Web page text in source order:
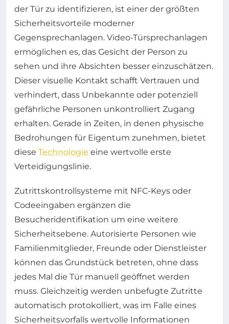
der Tür zu identifizieren, ist einer der größten
Sicherheitsvorteile moderner
Gegensprechanlagen. Video-Türsprechanlagen
ermöglichen es, das Gesicht der Person zu
sehen und ihre Absichten besser einzuschätzen.
Dieser visuelle Kontakt schafft Vertrauen und
verhindert, dass Unbekannte oder potenziell
gefährliche Personen unkontrolliert Zugang
erhalten. Gerade in Zeiten, in denen physische
Bedrohungen für Eigentum zunehmen, bietet
diese Technologie eine wertvolle erste
Verteidigungslinie.
Zutrittskontrollsysteme mit NFC-Keys oder
Codeeingaben ergänzen die
Besucheridentifikation um eine weitere
Sicherheitsebene. Autorisierte Personen wie
Familienmitglieder, Freunde oder Dienstleister
können das Grundstück betreten, ohne dass
jedes Mal die Tür manuell geöffnet werden
muss. Gleichzeitig werden unbefugte Zutritte
automatisch protokolliert, was im Falle eines
Sicherheitsvorfalls wertvolle Informationen